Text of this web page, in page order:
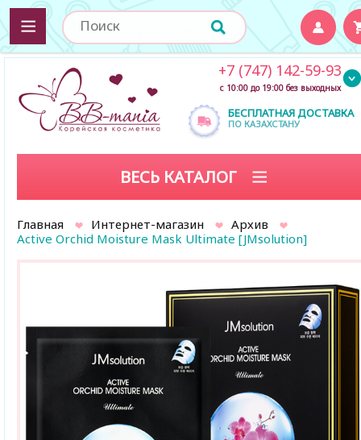
БЕСПЛАТНАЯ ДОСТАВКА
ПО КАЗАХСТАНУ
+7 (747) 142-59-93
с 10:00 до 19:00 без выходных
ВЕСЬ КАТАЛОГ
Главная Интернет-магазин
Архив
Active Orchid Moisture Mask Ultimate [JMsolution]